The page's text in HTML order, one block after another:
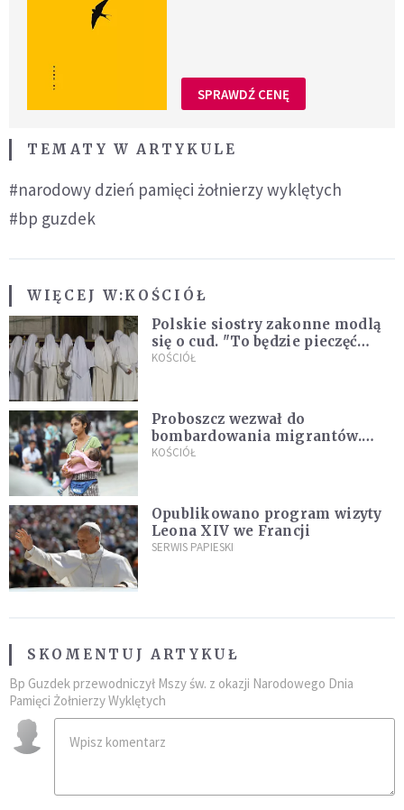
SPRAWDŹ CENĘ
TEMATY W ARTYKULE
#narodowy dzień pamięci żołnierzy wyklętych
#bp guzdek
WIĘCEJ W:KOŚCIÓŁ
Polskie siostry zakonne modlą
się o cud. "To będzie pieczęć
Pana Boga dla naszej wiary"
KOŚCIÓŁ
Proboszcz wezwał do
bombardowania migrantów.
"Masowy ogień przeciwko
KOŚCIÓŁ
Opublikowano program wizyty
Leona XIV we Francji
SERWIS PAPIESKI
SKOMENTUJ ARTYKUŁ
Bp Guzdek przewodniczył Mszy św. z okazji Narodowego Dnia
Pamięci Żołnierzy Wyklętych